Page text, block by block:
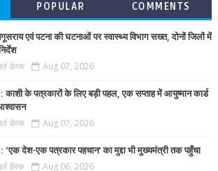
POPULAR COMMENTS
एवं पटना की घटनाओं पर स्वास्थ्य विभाग सख्त, दोनों जिलों में
डेस्क Aug 07, 2026
के पत्रकारों के लिए बड़ी पहल, एक सप्ताह में आयुष्मान कार्ड
डेस्क Aug 07, 2026
देश-एक पत्रकार पहचान’ का मुद्दा भी मुख्यमंत्री तक पहुँचा
डेस्क Aug 06, 2026